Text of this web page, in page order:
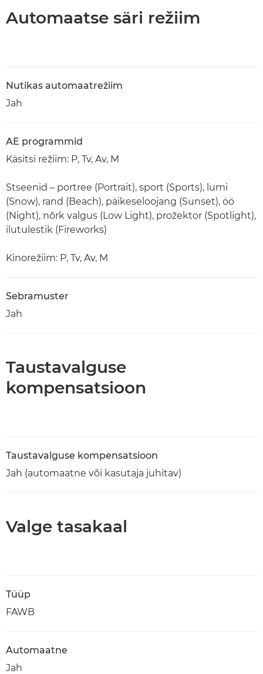
Automaatse säri režiim
Nutikas automaatrežiim
Jah
AE programmid
Käsitsi režiim: P, Tv, Av, M
Stseenid – portree (Portrait), sport (Sports), lumi
(Snow), rand (Beach), päikeseloojang (Sunset), öö
(Night), nõrk valgus (Low Light), prožektor (Spotlight),
ilutulestik (Fireworks)
Kinorežiim: P, Tv, Av, M
Sebramuster
Jah
Taustavalguse
kompensatsioon
Taustavalguse kompensatsioon
Jah (automaatne või kasutaja juhitav)
Valge tasakaal
Tüüp
FAWB
Automaatne
Jah